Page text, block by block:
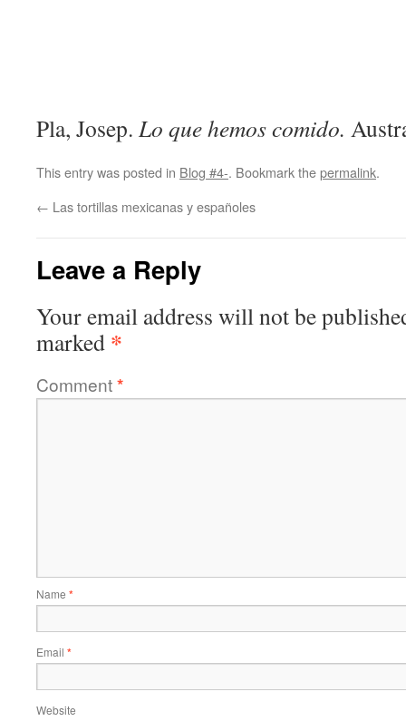
Pla, Josep. Lo que hemos comido.
This entry was posted in Blog #4-. Bookmark thepermalink.
← Las tortillas mexicanas y españoles
Leave a Reply
Your email address will not be
marked *
Comment*
Name *
Email *
Website